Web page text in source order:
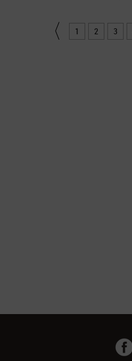
1 2 3